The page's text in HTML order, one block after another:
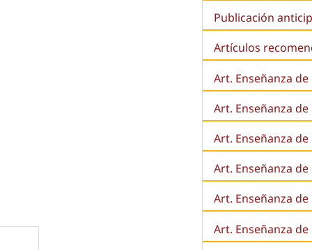
Publicación
Artículos
Art. Enseñanza
Art. Enseñanza
Art. Enseñanza de
Art. Enseñanza de
Art. Enseñanza
Art. Enseñanza